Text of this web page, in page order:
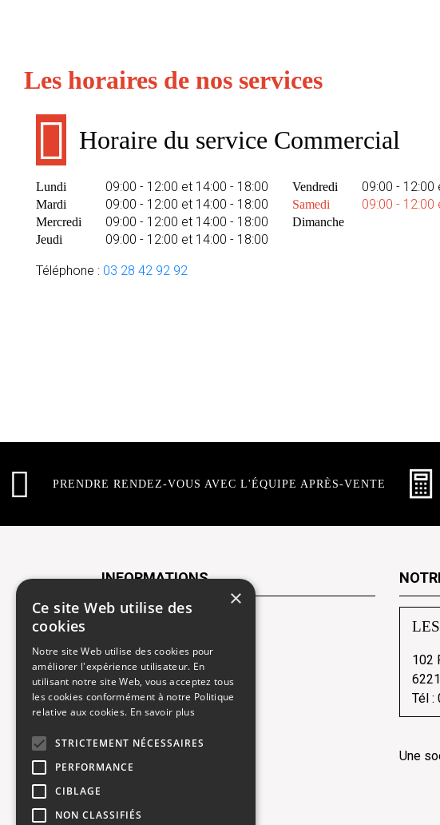
Les horaires de nos services
Horaire du service Commercial
Lundi 09:00 - 12:00 et 14:00 - 18:00
Mardi 09:00 - 12:00 et 14:00 - 18:00
Mercredi 09:00 - 12:00 et 14:00 - 18:00
Jeudi 09:00 - 12:00 et 14:00 - 18:00
Vendredi 09:00 - 12:00
Samedi 09:00 - 12:00
Dimanche
Téléphone : 03 28 42 92 92
PRENDRE RENDEZ-VOUS AVEC L'ÉQUIPE APRÈS-VENTE
INFORMATIONS
Recrutement
Rendez-vous atelier
Mentions légales
102
Tél :
Une
×
Ce site Web utilise des
cookies
Notre site Web utilise des cookies pour
améliorer l'expérience utilisateur. En
utilisant notre site Web, vous acceptez tous
les cookies conformément à notre Politique
relative aux cookies. En savoir plus
STRICTEMENT NÉCESSAIRES
PERFORMANCE
CIBLAGE
NON CLASSIFIÉS